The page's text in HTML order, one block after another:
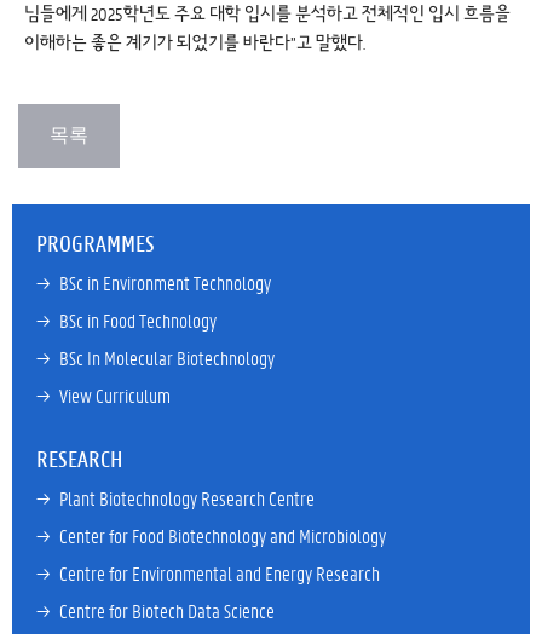
님들에게 2025학년도 주요 대학 입시를 분석하고 전체적인 입시 흐름을
이해하는 좋은 계기가 되었기를 바란다”고 말했다.
PROGRAMMES
→ BSc in Environment Technology
→ BSc in Food Technology
→ BSc In Molecular Biotechnology
→ View Curriculum
RESEARCH
→ Plant Biotechnology Research Centre
→ Center for Food Biotechnology and Microbiology
→ Centre for Environmental and Energy Research
→ Centre for Biotech Data Science